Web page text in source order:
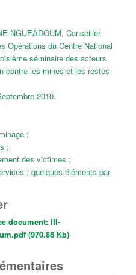
NGUEADOUM, Conseiller
Opérations du Centre National
séminaire des acteurs
contre les mines et les restes
2010.
;
;
des victimes ;
: quelques éléments par
document: III-
(970.88 Kb)